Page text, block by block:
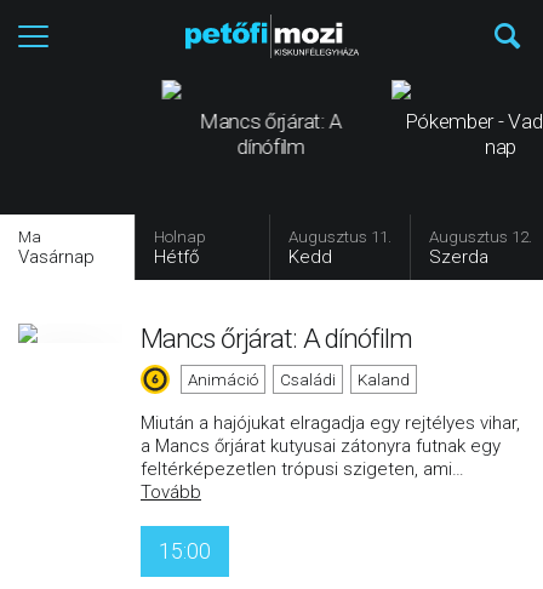
Mancs őrjárat: A
dínófilm
Pókember -
nap
Ma
Vasárnap
Holnap
Hétfő
Augusztus 11.
Kedd
Augusztus 12.
Szerda
Mancs őrjárat: A dínófilm
Animáció Családi Kaland
Miután a hajójukat elragadja egy rejtélyes vihar,
a Mancs őrjárat kutyusai zátonyra futnak egy
feltérképezetlen trópusi szigeten, ami…
Tovább
15:00